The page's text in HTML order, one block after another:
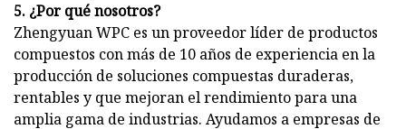
5. ¿Por qué nosotros?
Zhengyuan WPC es un proveedor líder de productos
compuestos con más de 10 años de experiencia en la
producción de soluciones compuestas duraderas,
rentables y que mejoran el rendimiento para una
amplia gama de industrias. Ayudamos a empresas de